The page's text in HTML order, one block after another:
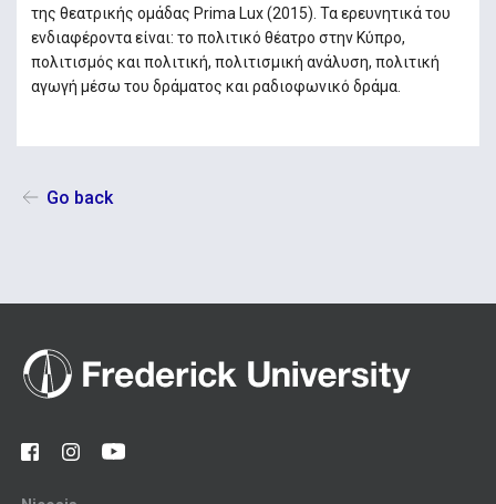
της θεατρικής ομάδας Prima Lux (2015). Τα ερευνητικά του
ενδιαφέροντα είναι: το πολιτικό θέατρο στην Κύπρο,
πολιτισμός και πολιτική, πολιτισμική ανάλυση, πολιτική
αγωγή μέσω του δράματος και ραδιοφωνικό δράμα.
Go back